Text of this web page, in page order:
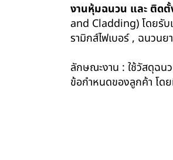
งานหุ้มฉนวน และ ติด
and Cladding) โดยรับ
รามิกส์ไฟเบอร์ , ฉนวนย
ลักษณะงาน : ใช้วัสดุฉน
ข้อกำหนดของลูกค้า โด